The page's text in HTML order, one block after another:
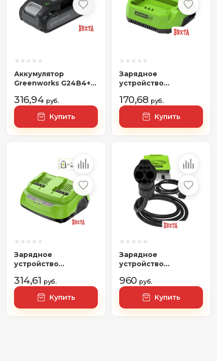
Аккумулятор
Greenworks G24B4+
316,94 руб.
Купить
Зарядное
устройство
(60В)
170,68 руб.
Купить
Зарядное
устройство
2958807 (24В)
314,61 руб.
Купить
Зарядное
устройство
(82В)
960 руб.
Купить